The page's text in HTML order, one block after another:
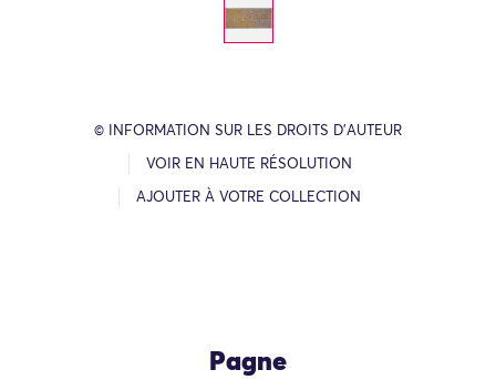
© INFORMATION SUR LES DROITS D’AUTEUR
VOIR EN HAUTE RÉSOLUTION
AJOUTER À VOTRE COLLECTION
Pagne